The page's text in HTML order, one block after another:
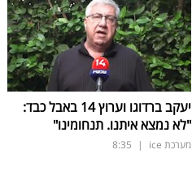
יעקב ברדוגו וערוץ 14 באבל כבד:
"לא נמצא איתנו. תנחומינו"
מערכת ice |
8:35